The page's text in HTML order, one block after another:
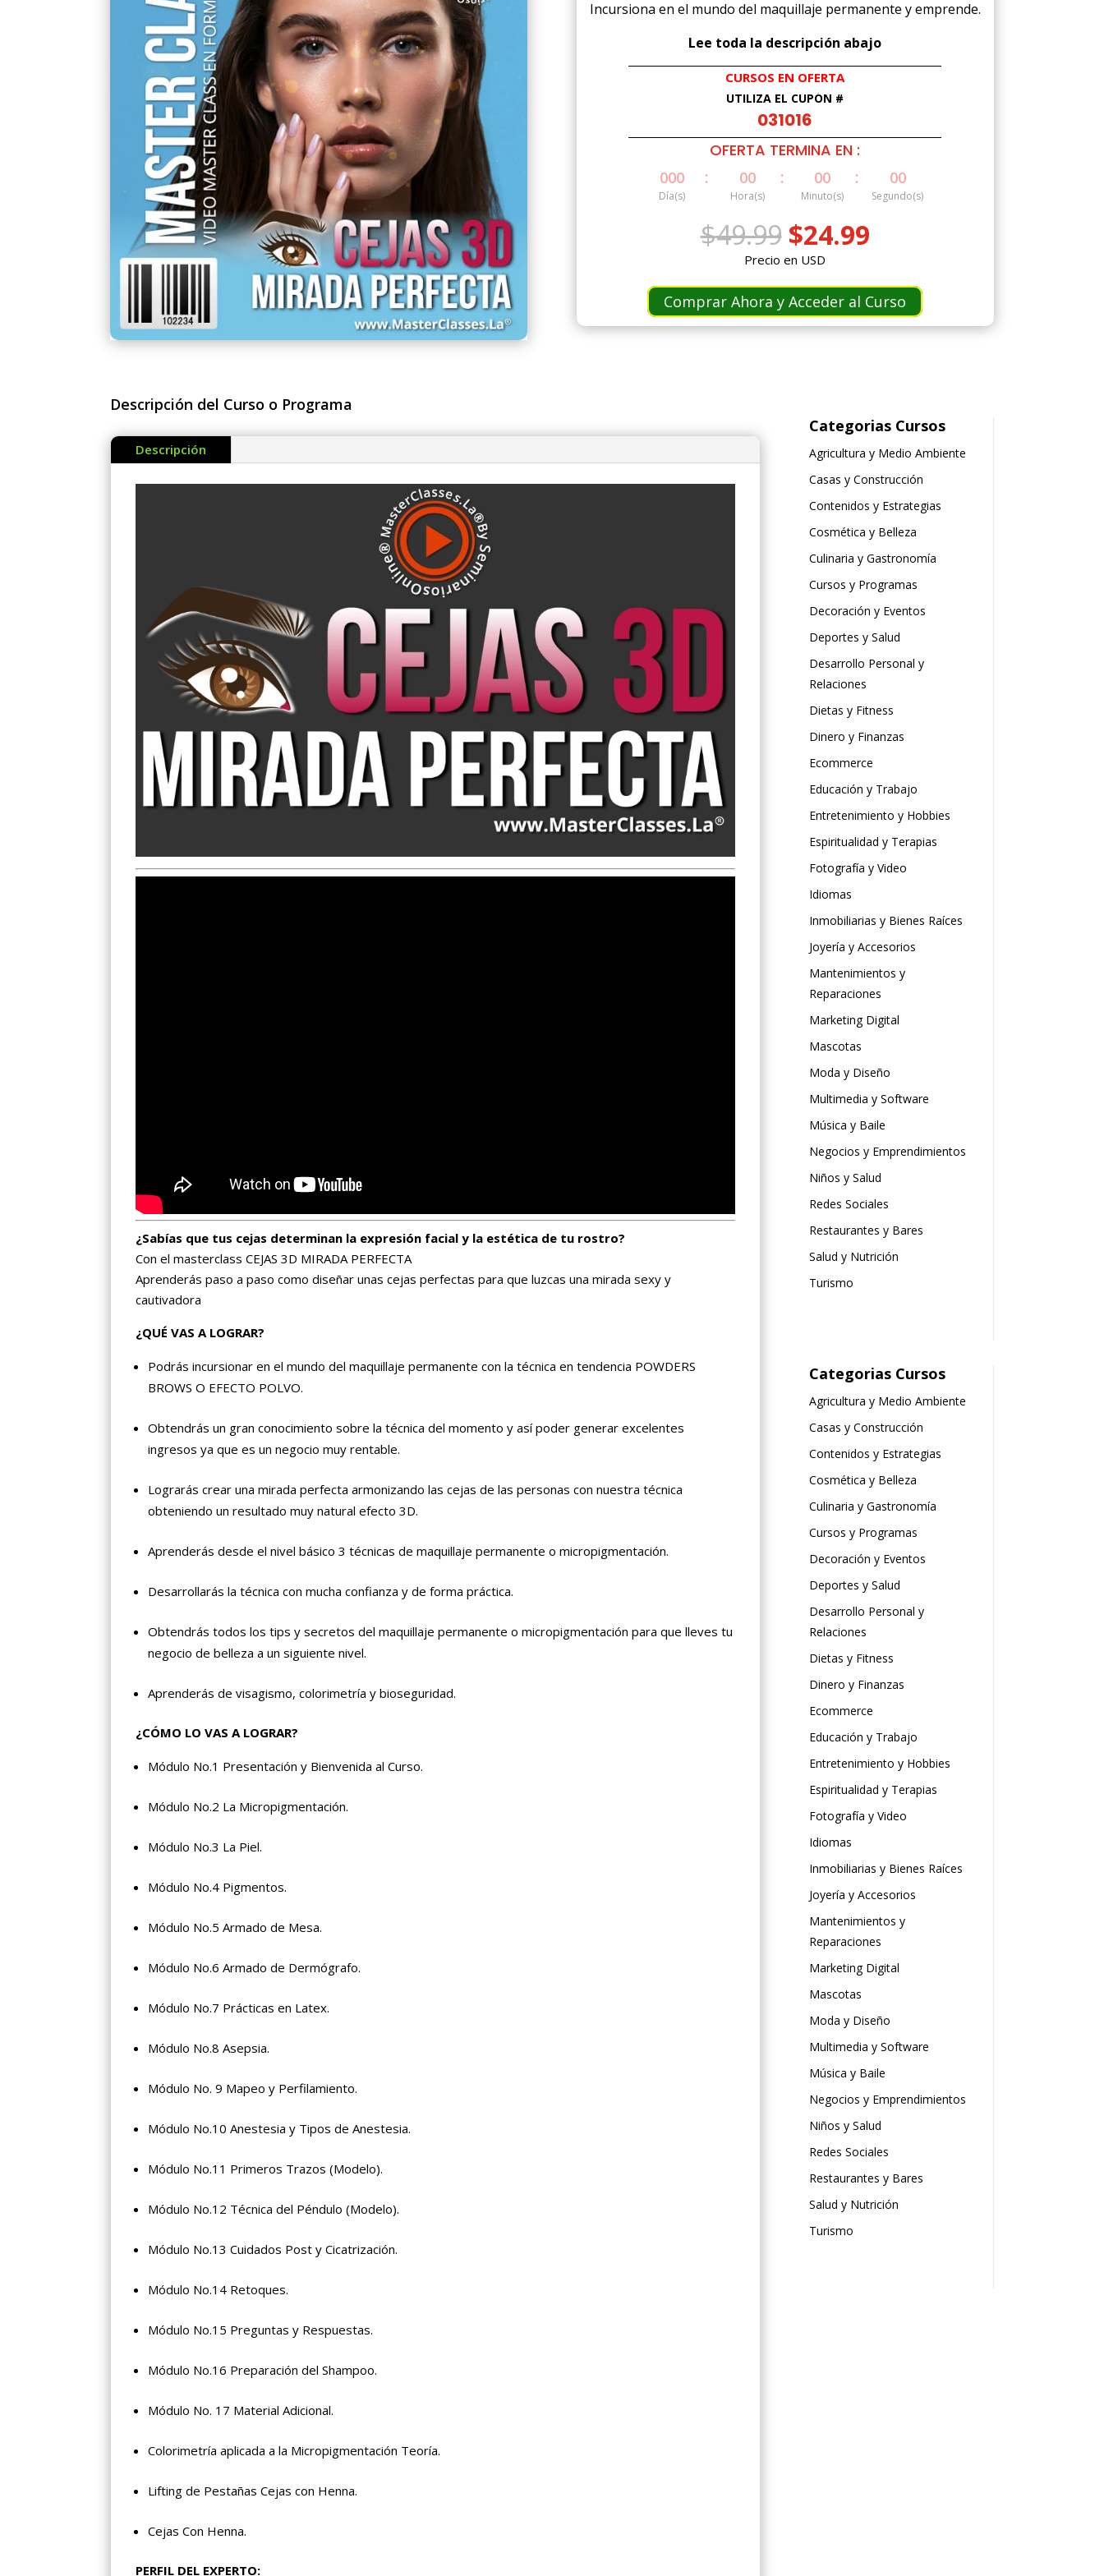
Incursiona en el mundo del maquillaje permanente y emprende.
Lee toda la descripción abajo
CURSOS EN OFERTA
UTILIZA EL CUPÓN #
031016
OFERTA TERMINA EN :
000
Día(s)
: 00
Hora(s)
: 00
Minuto(s)
: 00
Segundo(s)
$49.99 El
precio
original
era:
$49.99.
$24.99El
es:
$24.99.
Precio en USD
Comprar Ahora y Acceder al Curso
Descripción del Curso o Programa
Descripción
¿Sabías que tus cejas determinan la expresión facial y la estética de tu rostro?
Con el masterclass CEJAS 3D MIRADA PERFECTA
Aprenderás paso a paso como diseñar unas cejas perfectas para que luzcas una mirada sexy y
cautivadora
¿QUÉ VAS A LOGRAR?
Podrás incursionar en el mundo del maquillaje permanente con la técnica en tendencia POWDERS
BROWS O EFECTO POLVO.
Obtendrás un gran conocimiento sobre la técnica del momento y así poder generar excelentes
ingresos ya que es un negocio muy rentable.
Lograrás crear una mirada perfecta armonizando las cejas de las personas con nuestra técnica
obteniendo un resultado muy natural efecto 3D.
Aprenderás desde el nivel básico 3 técnicas de maquillaje permanente o micropigmentación.
Desarrollarás la técnica con mucha confianza y de forma práctica.
Obtendrás todos los tips y secretos del maquillaje permanente o micropigmentación para que lleves tu
negocio de belleza a un siguiente nivel.
Aprenderás de visagismo, colorimetría y bioseguridad.
¿CÓMO LO VAS A LOGRAR?
Módulo No.1 Presentación y Bienvenida al Curso.
Módulo No.2 La Micropigmentación.
Módulo No.3 La Piel.
Módulo No.4 Pigmentos.
Módulo No.5 Armado de Mesa.
Módulo No.6 Armado de Dermógrafo.
Módulo No.7 Prácticas en Latex.
Módulo No.8 Asepsia.
Módulo No. 9 Mapeo y Perfilamiento.
Módulo No.10 Anestesia y Tipos de Anestesia.
Módulo No.11 Primeros Trazos (Modelo).
Módulo No.12 Técnica del Péndulo (Modelo).
Módulo No.13 Cuidados Post y Cicatrización.
Módulo No.14 Retoques.
Módulo No.15 Preguntas y Respuestas.
Módulo No.16 Preparación del Shampoo.
Módulo No. 17 Material Adicional.
Colorimetría aplicada a la Micropigmentación Teoría.
Lifting de Pestañas Cejas con Henna.
Cejas Con Henna.
PERFIL DEL EXPERTO:
Categorias Cursos
Agricultura y Medio Ambiente
Casas y Construcción
Contenidos y Estrategias
Cosmética y Belleza
Culinaria y Gastronomía
Cursos y Programas
Decoración y Eventos
Deportes y Salud
Desarrollo Personal y
Relaciones
Dietas y Fitness
Dinero y Finanzas
Ecommerce
Educación y Trabajo
Entretenimiento y Hobbies
Espiritualidad y Terapias
Fotografía y Video
Idiomas
Inmobiliarias y Bienes Raíces
Joyería y Accesorios
Mantenimientos y
Reparaciones
Marketing Digital
Mascotas
Moda y Diseño
Multimedia y Software
Música y Baile
Negocios y Emprendimientos
Niños y Salud
Redes Sociales
Restaurantes y Bares
Salud y Nutrición
Turismo
Categorias Cursos
Agricultura y Medio Ambiente
Casas y Construcción
Contenidos y Estrategias
Cosmética y Belleza
Culinaria y Gastronomía
Cursos y Programas
Decoración y Eventos
Deportes y Salud
Desarrollo Personal y
Relaciones
Dietas y Fitness
Dinero y Finanzas
Ecommerce
Educación y Trabajo
Entretenimiento y Hobbies
Espiritualidad y Terapias
Fotografía y Video
Idiomas
Inmobiliarias y Bienes Raíces
Joyería y Accesorios
Mantenimientos y
Reparaciones
Marketing Digital
Mascotas
Moda y Diseño
Multimedia y Software
Música y Baile
Negocios y Emprendimientos
Niños y Salud
Redes Sociales
Restaurantes y Bares
Salud y Nutrición
Turismo